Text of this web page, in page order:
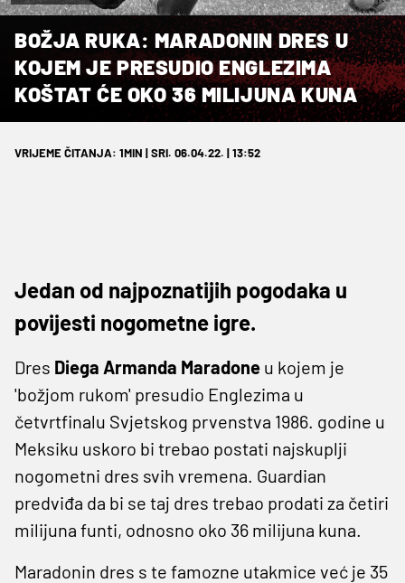
BOŽJA RUKA: MARADONIN DRES U
KOJEM JE PRESUDIO ENGLEZIMA
KOŠTAT ĆE OKO 36 MILIJUNA KUNA
VRIJEME ČITANJA: 1MIN | SRI. 06.04.22. | 13:52
Jedan od najpoznatijih pogodaka u
povijesti nogometne igre.
Dres Diega Armanda Maradone u kojem je
'božjom rukom' presudio Englezima u
četvrtfinalu Svjetskog prvenstva 1986. godine u
Meksiku uskoro bi trebao postati najskuplji
nogometni dres svih vremena. Guardian
predviđa da bi se taj dres trebao prodati za četiri
milijuna funti, odnosno oko 36 milijuna kuna.
Maradonin dres s te famozne utakmice već je 35